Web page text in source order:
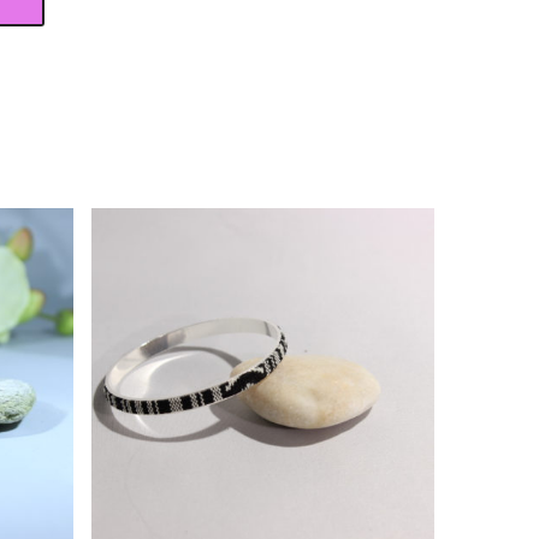
19,00€